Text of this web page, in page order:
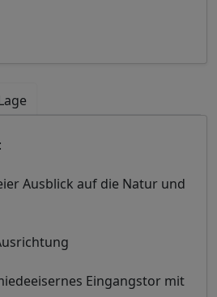
Ausblick auf die Natur und
Eingangstor mit